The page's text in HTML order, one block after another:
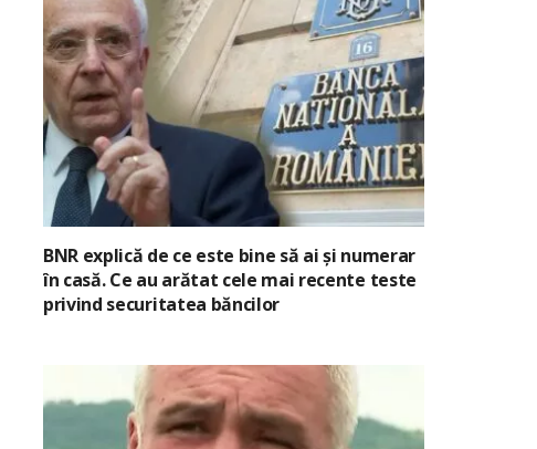
BNR explică de ce este bine să ai și numerar
în casă. Ce au arătat cele mai recente teste
privind securitatea băncilor